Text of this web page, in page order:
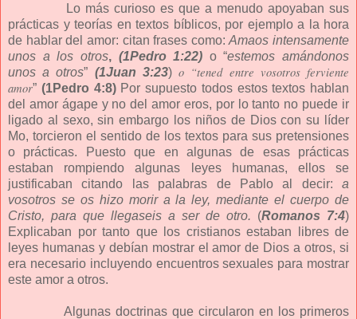
Lo más curioso es que a menudo apoyaban sus
prácticas y teorías en textos bíblicos, por ejemplo a la hora
de hablar del amor: citan frases como:Amaos intensamente
unos a los otros, (1Pedro 1:22) o “estemos amándonos
unos a otros” (1Juan 3:23)o “tened entre vosotros ferviente
amor” (1Pedro 4:8)Por supuesto todos estos textos hablan
del amor ágape y no del amor eros, por lo tanto no puede ir
ligado al sexo, sin embargo los niños de Dios con su líder
Mo, torcieron el sentido de los textos para sus pretensiones
o prácticas. Puesto que en algunas de esas prácticas
estaban rompiendo algunas leyes humanas, ellos se
justificaban citando las palabras de Pablo al decir: a
vosotros se os hizo morir a la ley, mediante el cuerpo de
Cristo, para que llegaseis a ser de otro. (Romanos 7:4)
Explicaban por tanto que los cristianos estaban libres de
leyes humanas y debían mostrar el amor de Dios a otros, si
era necesario incluyendo encuentros sexuales para mostrar
este amor a otros.
Algunas doctrinas que circularon en los primeros